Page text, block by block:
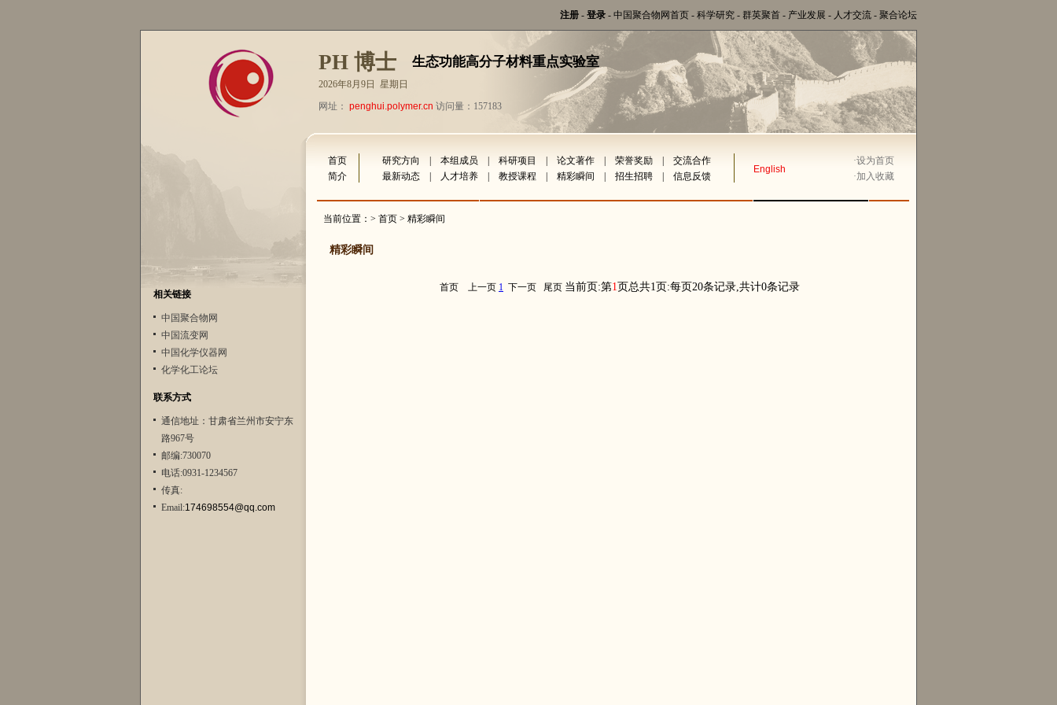
注册 - 登录 - 中国聚合物网首页 - 科学研究 - 群英聚首 - 产业发展 - 人才交流 - 聚合论坛
PH 博士 生态功能高分子材料重点实验室
2026年8月9日 星期日
网址： penghui.polymer.cn 访问量：157183
相关链接
中国聚合物网
中国流变网
中国化学仪器网
化学化工论坛
联系方式
通信地址：甘肃省兰州市安宁东
路967号
邮编:730070
电话:0931-1234567
传真:
Email:174698554@qq.com
首页 研究方向 本组成员 科研项目 论文著作 荣誉奖励 交流合作
English
·设为首页
简介
最新动态 人才培养 教授课程 精彩瞬间 招生招聘 信息反馈 ·加入收藏
当前位置：> 首页 > 精彩瞬间
精彩瞬间
首页 上一页 1 下一页 尾页 当前页:第1页总共1页:每页20条记录,共计0条记录